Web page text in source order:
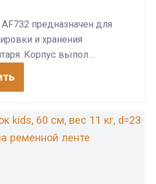
предназначен для
и хранения
Корпус выпол…